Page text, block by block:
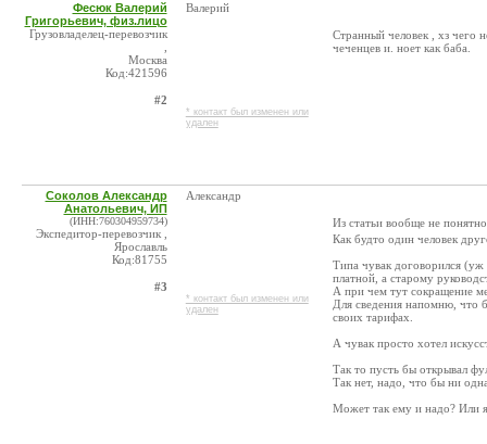
Фесюк Валерий
Григорьевич, физ.лицо
Грузовладелец-перевозчик
Москва
Код:421596
#2
Валерий
* контакт был изменен или
удален
Странный человек , хз чего
чеченцев и. ноет как баба.
Соколов Александр
Анатольевич, ИП
(ИНН:760304959734)
Экспедитор-перевозчик ,
Ярославль
Код:81755
#3
Александр
* контакт был изменен или
удален
Из статьи вообще не
Как будто один человек
Типа чувак договорился (уж
платной, а старому
А при чем тут сокращение
Для сведения напомню, что
своих тарифах.
А чувак просто хотел
Так то пусть бы открывал
Так нет, надо, что бы ни
Может так ему и надо? Или